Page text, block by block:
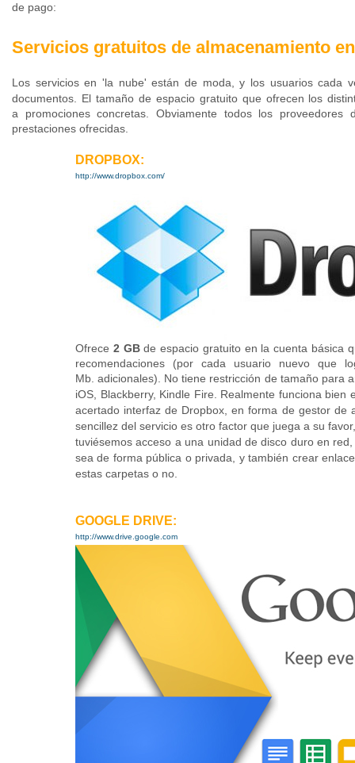
de pago:
Servicios gratuitos de almacenamiento
Los servicios en 'la nube' están de moda, y los usuarios cada
documentos . El tamaño de espacio gratuito que ofrecen los
a promociones concretas. Obviamente todos los
prestaciones ofrecidas.
DROPBOX:
http://www.dropbox.com/
Ofrece 2 GBde espacio gratuito en la cuenta básica
recomendaciones (por cada usuario nuevo que
Mb. adicionales). No tiene restricción de tamaño para
iOS, Blackberry, Kindle Fire. Realmente funciona
acertado interfaz de Dropbox, en forma de gestor
sencillez del servicio es otro factor que juega a su
tuviésemos acceso a una unidad de disco duro en
sea de forma pública o privada, y también crear
estas carpetas o no.
GOOGLE DRIVE:
http://www.drive.google.com